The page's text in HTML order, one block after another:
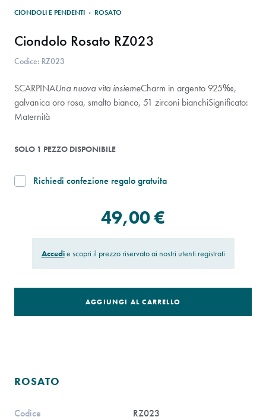
CIONDOLI E PENDENTI · ROSATO
Ciondolo Rosato RZ023
Codice: RZ023
SCARPINAUna nuova vita insiemeCharm in argento 925‰,
galvanica oro rosa, smalto bianco, 51 zirconi bianchiSignificato:
Maternità
SOLO 1 PEZZO DISPONIBILE
Richiedi confezione regalo gratuita
49,00 €
Accedie scopri il prezzo riservato ai nostri utenti registrati
AGGIUNGI AL CARRELLO
ROSATO
Codice RZ023